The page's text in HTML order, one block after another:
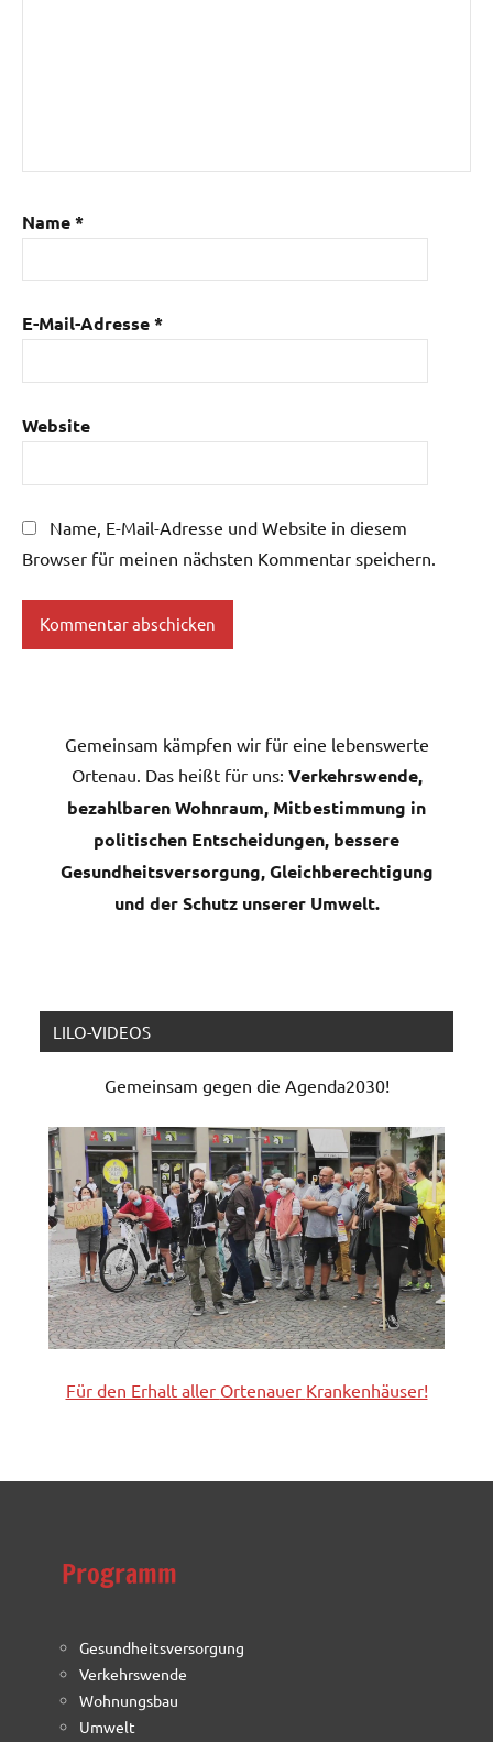
Name*
E-Mail-Adresse*
Website
Name, E-Mail-Adresse und Website in diesem
Browser für meinen nächsten Kommentar speichern.
Gemeinsam kämpfen wir für eine lebenswerte
Ortenau. Das heißt für uns: Verkehrswende,
bezahlbaren Wohnraum, Mitbestimmung in
politischen Entscheidungen, bessere
Gesundheitsversorgung, Gleichberechtigung
und der Schutz unserer Umwelt.
LILO-VIDEOS
Gemeinsam gegen die Agenda2030!
Für den Erhalt aller Ortenauer Krankenhäuser!
Programm
Gesundheitsversorgung
Verkehrswende
Wohnungsbau
Umwelt